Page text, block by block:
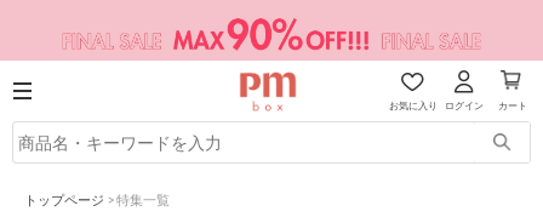
お気に入り ログイン カート
トップページ >特集一覧